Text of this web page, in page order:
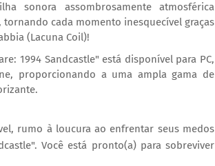
sonora assombrosamente atmosférica
cada momento inesquecível graças
(Lacuna Coil)!
1994 Sandcastle" está disponível para PC,
proporcionando a uma ampla gama de
rumo à loucura ao enfrentar seus medos
Você está pronto(a) para sobreviver